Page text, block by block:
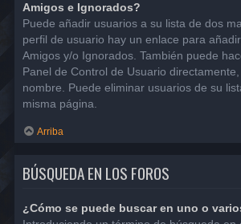
Amigos e Ignorados?
Puede añadir usuarios a su lista de dos
perfil de usuario hay un enlace para
Amigos y/o Ignorados. También puede
Panel de Control de Usuario
nombre. Puede eliminar usuarios de su
misma página.
Arriba
BÚSQUEDA EN LOS FOROS
¿Cómo se puede buscar en uno o